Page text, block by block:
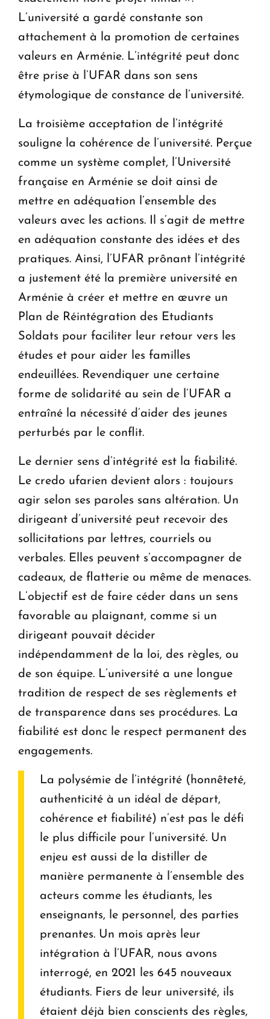
L’université a gardé constante son
attachement à la promotion de certaines
valeurs en Arménie. L’intégrité peut donc
être prise à l’UFAR dans son sens
étymologique de constance de l’université.
La troisième acceptation de l’intégrité
souligne la cohérence de l’université. Perçue
comme un système complet, l’Université
française en Arménie se doit ainsi de
mettre en adéquation l’ensemble des
valeurs avec les actions. Il s’agit de mettre
en adéquation constante des idées et des
pratiques. Ainsi, l’UFAR prônant l’intégrité
a justement été la première université en
Arménie à créer et mettre en œuvre un
Plan de Réintégration des Etudiants
Soldats pour faciliter leur retour vers les
études et pour aider les familles
endeuillées. Revendiquer une certaine
forme de solidarité au sein de l’UFAR a
entraîné la nécessité d’aider des jeunes
perturbés par le conflit.
Le dernier sens d’intégrité est la fiabilité.
Le credo ufarien devient alors : toujours
agir selon ses paroles sans altération. Un
dirigeant d’université peut recevoir des
sollicitations par lettres, courriels ou
verbales. Elles peuvent s’accompagner de
cadeaux, de flatterie ou même de menaces.
L’objectif est de faire céder dans un sens
favorable au plaignant, comme si un
dirigeant pouvait décider
indépendamment de la loi, des règles, ou
de son équipe. L’université a une longue
tradition de respect de ses règlements et
de transparence dans ses procédures. La
fiabilité est donc le respect permanent des
engagements.
La polysémie de l’intégrité (honnêteté,
authenticité à un idéal de départ,
cohérence et fiabilité) n’est pas le défi
le plus difficile pour l’université. Un
enjeu est aussi de la distiller de
manière permanente à l’ensemble des
acteurs comme les étudiants, les
enseignants, le personnel, des parties
prenantes. Un mois après leur
intégration à l’UFAR, nous avons
interrogé, en 2021 les 645 nouveaux
étudiants. Fiers de leur université, ils
étaient déjà bien conscients des règles,